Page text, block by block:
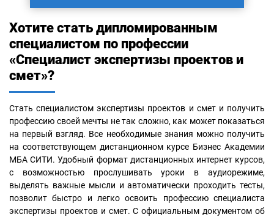
Хотите стать дипломированным
специалистом по профессии
«Специалист экспертизы проектов и
смет»?
Стать специалистом экспертизы проектов и смет и получить
профессию своей мечты не так сложно, как может показаться
на первый взгляд. Все необходимые знания можно получить
на соответствующем дистанционном курсе Бизнес Академии
МБА СИТИ. Удобный формат дистанционных интернет курсов,
с возможностью прослушивать уроки в аудиорежиме,
выделять важные мысли и автоматически проходить тесты,
позволит быстро и легко освоить профессию специалиста
экспертизы проектов и смет. С официальным документом об